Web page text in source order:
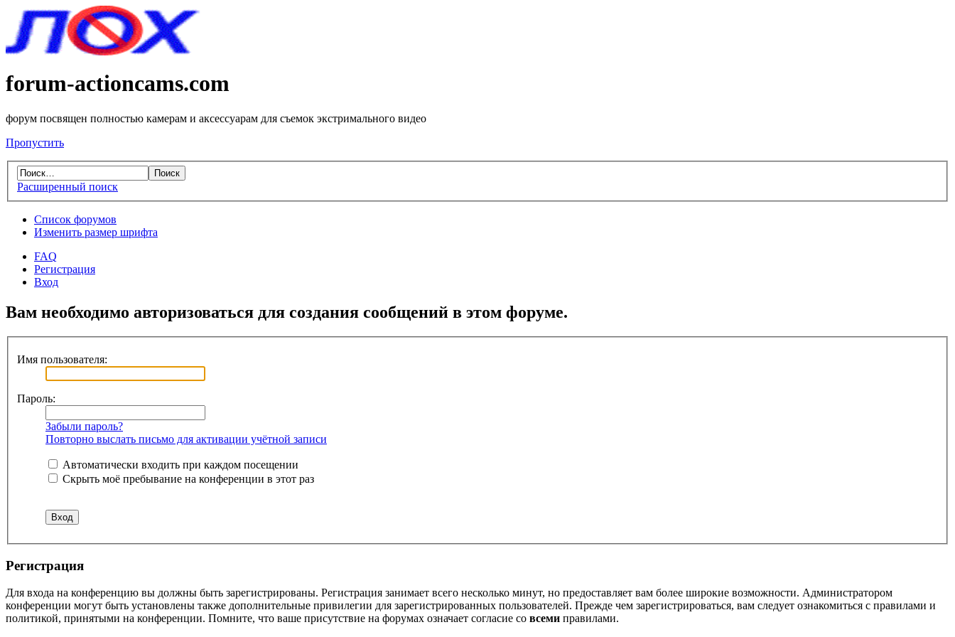
forum-actioncams.com
форум посвящен полностью камерам и аксессуарам для съемок экстримального видео
Пропустить
Расширенный поиск
Список форумов
Изменить размер шрифта
FAQ
Регистрация
Вход
Вам необходимо авторизоваться для создания сообщений в этом форуме.
Имя пользователя:
Пароль:
Забыли пароль?
Повторно выслать письмо для активации учётной записи
Автоматически входить при каждом посещении
Скрыть моё пребывание на конференции в этот раз
Регистрация
Для входа на конференцию вы должны быть зарегистрированы. Регистрация занимает всего несколько минут, но предоставляет вам более широкие возможности. Администратором
конференции могут быть установлены также дополнительные привилегии для зарегистрированных пользователей. Прежде чем зарегистрироваться, вам следует ознакомиться с правилами и
политикой, принятыми на конференции. Помните, что ваше присутствие на форумах означает согласие со всеми правилами.